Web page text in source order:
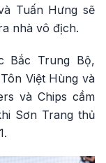
Tuấn Hưng sẽ
nhà vô địch.
Bắc Trung Bộ,
Việt Hùng và
và Chips cầm
Sơn Trang thủ